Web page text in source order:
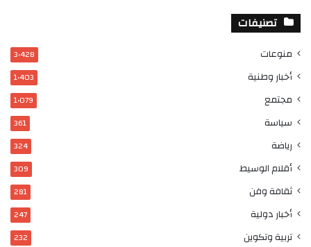
تصنيفات
منوعات 3٬428
أخبار وطنية 1٬403
مجتمع 1٬079
سياسة 361
رياضة 324
أقلام الوسيط 309
ثقافة وفن 281
أخبار دولية 247
تربية وتكوين 232